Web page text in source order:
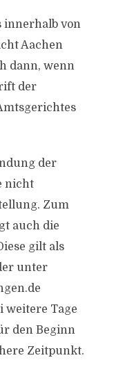
innerhalb von
Aachen
dann, wenn
der
der
nicht
Zum
auch die
gilt als
unter
weitere Tage
den Beginn
Zeitpunkt.